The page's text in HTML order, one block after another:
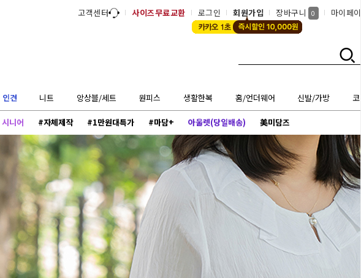
고객센터 사이즈무료교환 로그인 회원가입 장바구니 0 마이페
인견 니트 앙상블/세트 원피스 생활한복 홈/언더웨어 신발/가방
시니어 #자체제작 #1만원대특가 #마담+ 아울렛(당일배송) 美미담즈